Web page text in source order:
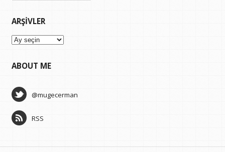
ARŞIVLER
Arşivler
ABOUT ME
@mugecerman
RSS